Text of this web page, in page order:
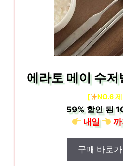
에라토 메이 수
[ NO.6
59%할인 된
내일
구매 바로가